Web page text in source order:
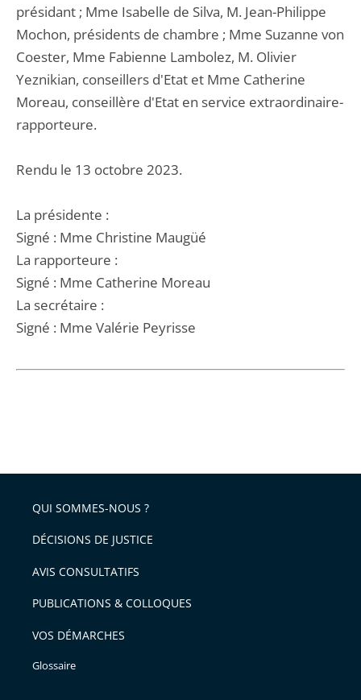
présidant ; Mme Isabelle de Silva, M. Jean-Philippe
Mochon, présidents de chambre ; Mme Suzanne von
Coester, Mme Fabienne Lambolez, M. Olivier
Yeznikian, conseillers d'Etat et Mme Catherine
Moreau, conseillère d'Etat en service extraordinaire-
rapporteure.
Rendu le 13 octobre 2023.
La présidente :
Signé : Mme Christine Maugüé
La rapporteure :
Signé : Mme Catherine Moreau
La secrétaire :
Signé : Mme Valérie Peyrisse
QUI SOMMES-NOUS ?
DÉCISIONS DE JUSTICE
AVIS CONSULTATIFS
PUBLICATIONS & COLLOQUES
VOS DÉMARCHES
Glossaire